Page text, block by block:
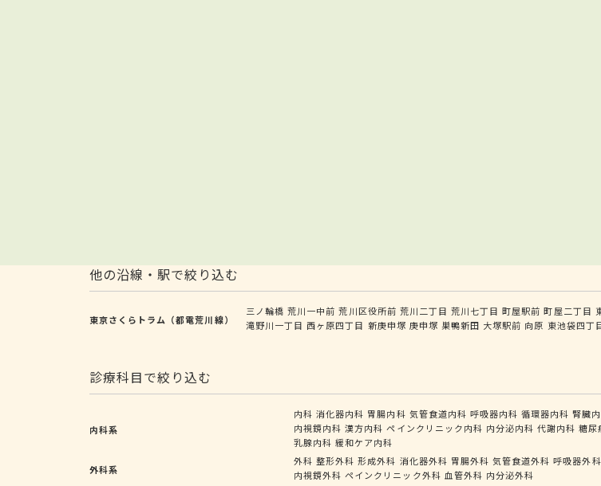
他の沿線・駅で絞り込む
東京さくらトラム（都電荒川線）
三ノ輪橋 荒川一中前 荒川区役所前 荒川二丁目 荒川七丁目 町屋駅前 町屋二丁目
滝野川一丁目 西ヶ原四丁目 新庚申塚 庚申塚 巣鴨新田 大塚駅前 向原 東池袋四丁
診療科目で絞り込む
内科系
内科 消化器内科 胃腸内科 気管食道内科 呼吸器内科 循環器内科 腎臓
内視鏡内科 漢方内科 ペインクリニック内科 内分泌内科 代謝内科 糖尿
乳腺内科 緩和ケア内科
外科系
外科 整形外科 形成外科 消化器外科 胃腸外科 気管食道外科 呼吸器外科
内視鏡外科 ペインクリニック外科 血管外科 内分泌外科